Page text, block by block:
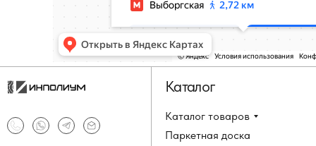
Каталог товаров
Паркетная доска
Каталог